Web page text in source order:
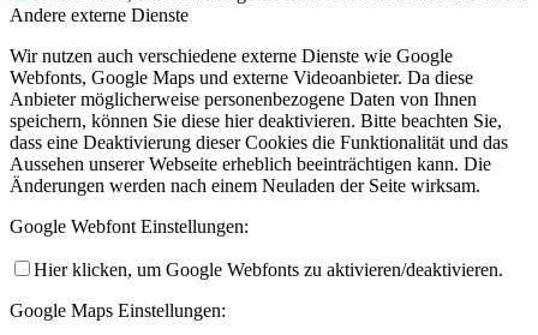
Andere externe Dienste
Wir nutzen auch verschiedene externe Dienste wie Google
Webfonts, Google Maps und externe Videoanbieter. Da diese
Anbieter möglicherweise personenbezogene Daten von Ihnen
speichern, können Sie diese hier deaktivieren. Bitte beachten Sie,
dass eine Deaktivierung dieser Cookies die Funktionalität und das
Aussehen unserer Webseite erheblich beeinträchtigen kann. Die
Änderungen werden nach einem Neuladen der Seite wirksam.
Google Webfont Einstellungen:
Hier klicken, um Google Webfonts zu aktivieren/deaktivieren.
Google Maps Einstellungen: